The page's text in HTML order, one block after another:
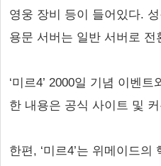
영웅 장비 등이 들어있다.
용문 서버는 일반 서버로 전
‘미르4’ 2000일 기념 이벤
한 내용은 공식 사이트 및
한편, ‘미르4’는 위메이드의